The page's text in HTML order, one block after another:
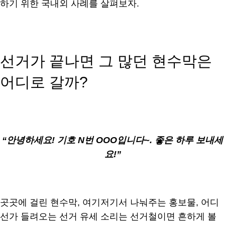
하기 위한 국내외 사례를 살펴보자.
선거가 끝나면 그 많던 현수막은
어디로 갈까?
“안녕하세요! 기호 N번 OOO입니다~. 좋은 하루 보내세
요!”
곳곳에 걸린 현수막, 여기저기서 나눠주는 홍보물, 어디
선가 들려오는 선거 유세 소리는 선거철이면 흔하게 볼